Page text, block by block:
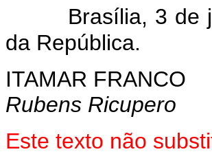
Brasília, 3 de
da República.
ITAMAR FRANCO
Rubens Ricupero
Este texto não